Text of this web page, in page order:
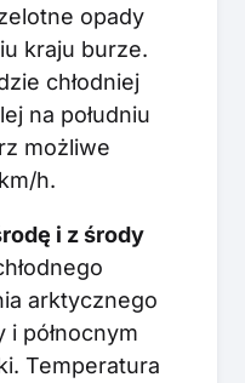
opady
kraju burze.
chłodniej
na południu
możliwe
h.
i z środy
arktycznego
i północnym
Temperatura